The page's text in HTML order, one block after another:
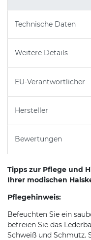
Technische Daten
Weitere Details
EU-Verantwortlicher
Hersteller
Bewertungen
Tipps zur Pflege und
Ihrer modischen
Pflegehinweis:
Befeuchten Sie ein
befreien Sie das
Schweiß und Schmutz.